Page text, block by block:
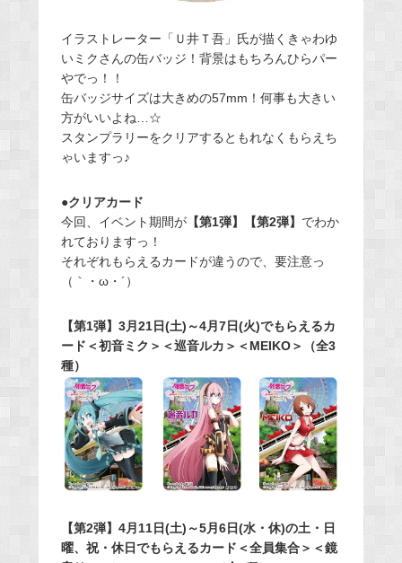
イラストレーター「Ｕ井Ｔ吾」氏が描くきゃわゆ
いミクさんの缶バッジ！背景はもちろんひらパー
やでっ！！
缶バッジサイズは大きめの57mm！何事も大きい
方がいいよね…☆
スタンプラリーをクリアするともれなくもらえち
ゃいますっ♪
●クリアカード
今回、イベント期間が【第1弾】【第2弾】 でわか
れておりますっ！
それぞれもらえるカードが違うので、要注意っ
（｀・ω・´）
【第1弾】3月21日(土)～4月7日(火)でもらえるカ
ード＜初音ミク＞＜巡音ルカ＞＜MEIKO＞（全3
種）
【第2弾】4月11日(土)～5月6日(水・休)の土・日
曜、祝・休日でもらえるカード＜全員集合＞＜鏡